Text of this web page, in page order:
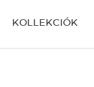
KOLLEKCIÓK